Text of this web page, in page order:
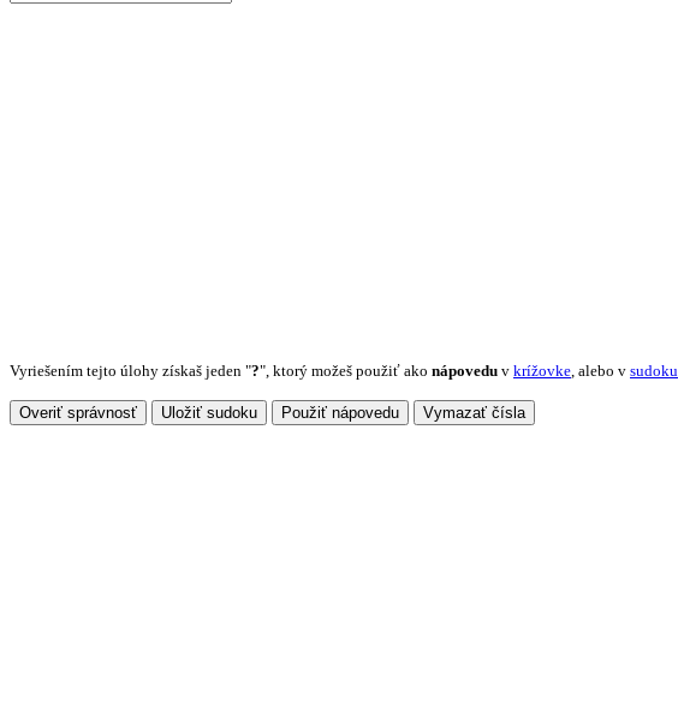
Vyriešením tejto úlohy získaš jeden "?", ktorý možeš použiť ako nápovedu v krížovke, alebo v sudoku